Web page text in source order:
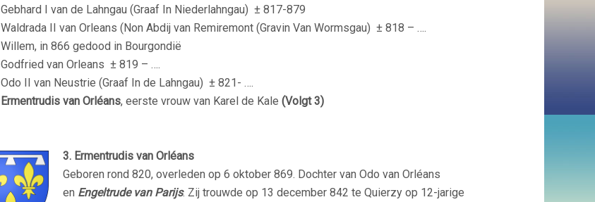
Gebhard I van de Lahngau (Graaf In Niederlahngau) ± 817-879
Waldrada II van Orleans (Non Abdij van Remiremont (Gravin Van Wormsgau) ± 818 – ….
Willem, in 866 gedood in Bourgondië
Godfried van Orleans ± 819 – ….
Odo II van Neustrie (Graaf In de Lahngau) ± 821- ….
Ermentrudis van Orléans, eerste vrouw van Karel de Kale (Volgt 3)
3. Ermentrudis van Orléans
Geboren rond 820, overleden op 6 oktober 869. Dochter van Odo van Orléans
en Engeltrude van Parijs. Zij trouwde op 13 december 842 te Quierzy op 12-jarige